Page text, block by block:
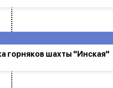
горняков шахты "Инская"